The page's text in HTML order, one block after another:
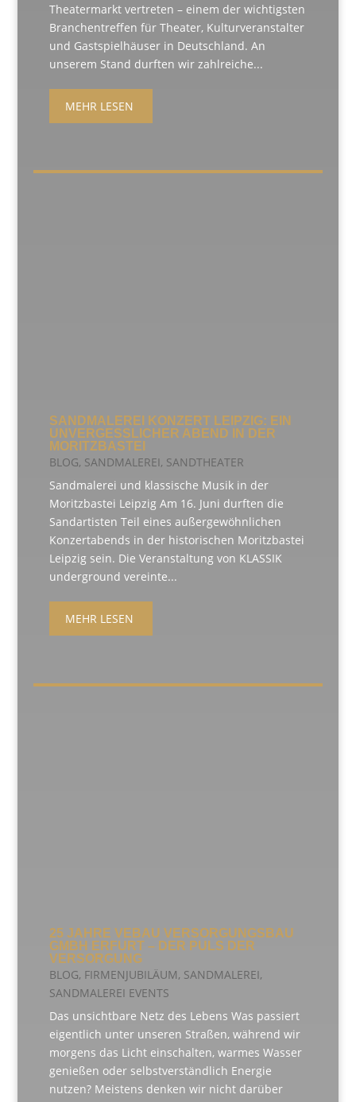
Theatermarkt vertreten – einem der wichtigsten
Branchentreffen für Theater, Kulturveranstalter
und Gastspielhäuser in Deutschland. An
unserem Stand durften wir zahlreiche...
MEHR LESEN
SANDMALEREI KONZERT LEIPZIG: EIN
UNVERGESSLICHER ABEND IN DER
MORITZBASTEI
BLOG, SANDMALEREI, SANDTHEATER
Sandmalerei und klassische Musik in der
Moritzbastei Leipzig Am 16. Juni durften die
Sandartisten Teil eines außergewöhnlichen
Konzertabends in der historischen Moritzbastei
Leipzig sein. Die Veranstaltung von KLASSIK
underground vereinte...
MEHR LESEN
25 JAHRE VEBAU VERSORGUNGSBAU
GMBH ERFURT – DER PULS DER
VERSORGUNG
BLOG, FIRMENJUBILÄUM, SANDMALEREI,
SANDMALEREI EVENTS
Das unsichtbare Netz des Lebens Was passiert
eigentlich unter unseren Straßen, während wir
morgens das Licht einschalten, warmes Wasser
genießen oder selbstverständlich Energie
nutzen? Meistens denken wir nicht darüber